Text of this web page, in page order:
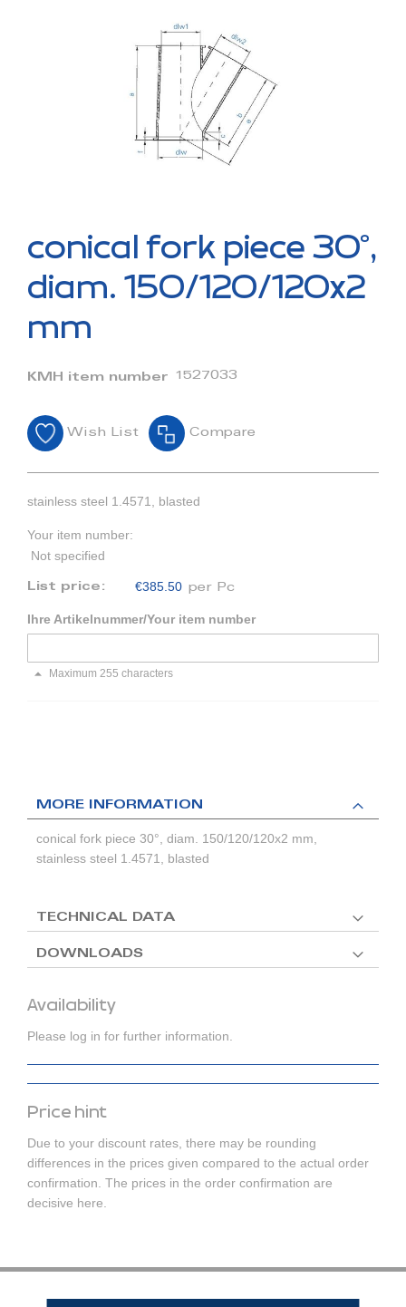
the
of
images
conical fork piece 30°,
diam. 150/120/120x2
mm
KMH item number 1527033
Wish List Compare
stainless steel 1.4571, blasted
Your item number:
Not specified
List price: €385.50 per Pc
Ihre Artikelnummer/Your item number
Maximum 255 characters
Availability
Please log in for further information.
Price hint
Due to your discount rates, there may be rounding
differences in the prices given compared to the actual order
confirmation. The prices in the order confirmation are
decisive here.
MORE INFORMATION
conical fork piece 30°, diam. 150/120/120x2 mm,
stainless steel 1.4571, blasted
TECHNICAL DATA
DOWNLOADS